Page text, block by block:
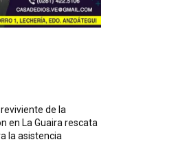
de la
en La Guaira rescata
la asistencia